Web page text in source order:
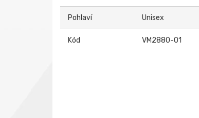
Pohlaví Unisex
Kód VM2880-O1